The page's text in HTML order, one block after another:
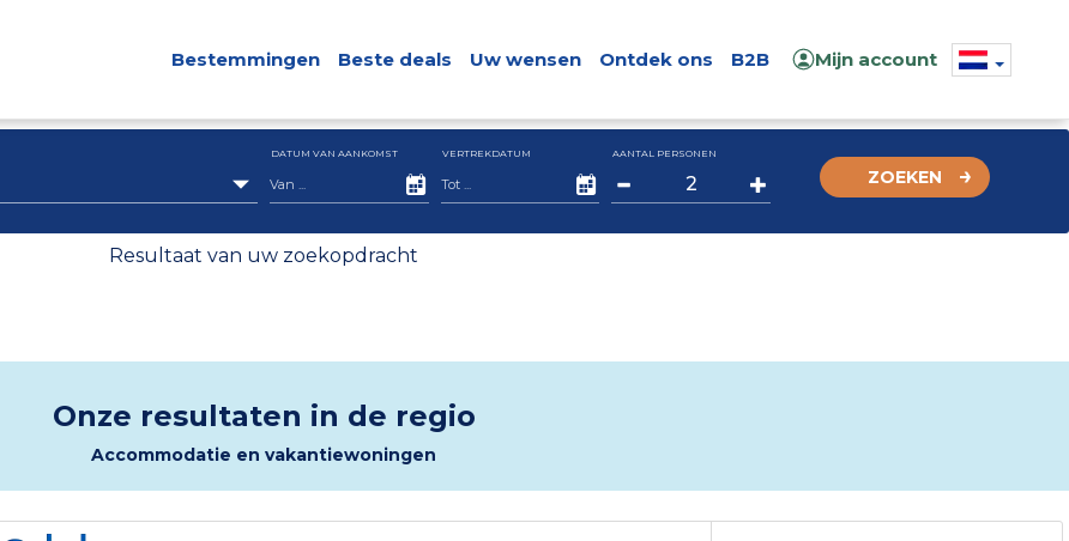
Bestemmingen Beste deals Uw wensen Ontdek ons B2B Mijn account
DATUM VAN AANKOMST VERTREKDATUM AANTAL PERSONEN
ZOEKEN
Resultaat van uw zoekopdracht
Onze resultaten in de regio
Accommodatie en vakantiewoningen